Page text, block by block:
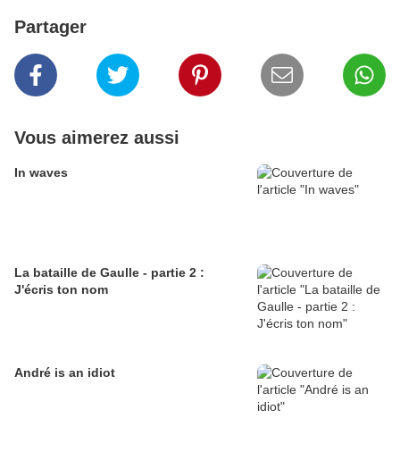
Partager
Vous aimerez aussi
In waves
La bataille de Gaulle - partie 2 :
J'écris ton nom
André is an idiot